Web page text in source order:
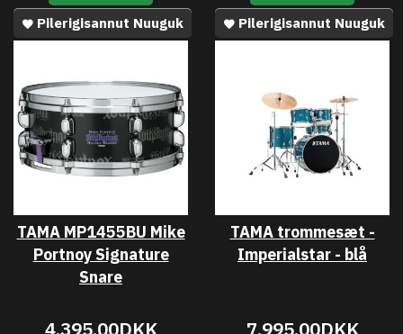
Pilerigisannut Nuuguk
Pilerigisannut Nuuguk
TAMA MP1455BU Mike
Portnoy Signature
Snare
4.395,00DKK
TAMA trommesæt -
Imperialstar - blå
7.995,00DKK